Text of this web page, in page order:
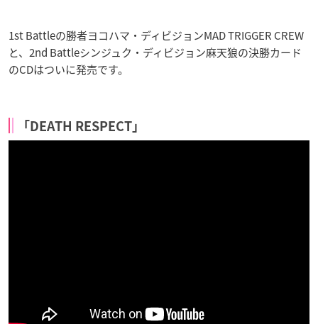
1st Battleの勝者ヨコハマ・ディビジョンMAD TRIGGER CREW
と、2nd Battleシンジュク・ディビジョン麻天狼の決勝カード
のCDはついに発売です。
「DEATH RESPECT」